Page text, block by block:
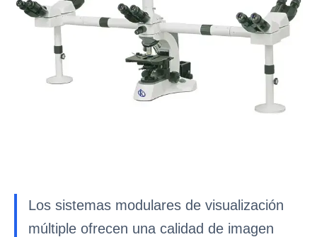
Los sistemas modulares de visualización
múltiple ofrecen una calidad de imagen